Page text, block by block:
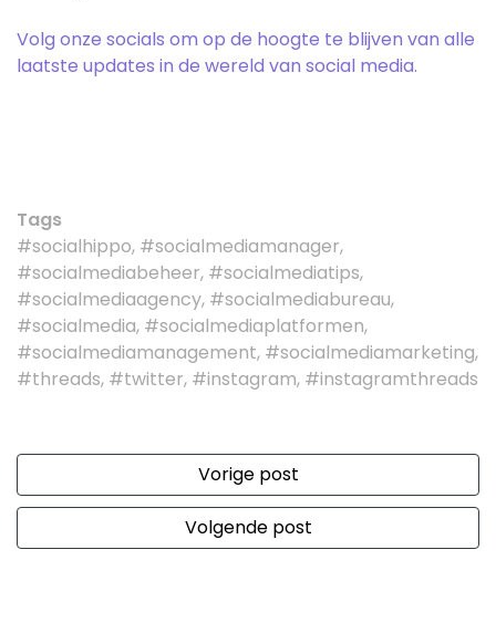
Volg onze socials om op de hoogte te blijven van alle
laatste updates in de wereld van social media.
Tags
#socialhippo, #socialmediamanager,
#socialmediabeheer, #socialmediatips,
#socialmediaagency, #socialmediabureau,
#socialmedia, #socialmediaplatformen,
#socialmediamanagement, #socialmediamarketing,
#threads, #twitter, #instagram, #instagramthreads
Vorige post
Volgende post